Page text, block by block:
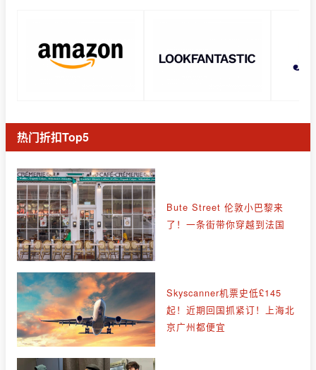
热门折扣Top5
Bute Street 伦敦小巴黎来
了！一条街带你穿越到法国
Skyscanner机票史低£145
起！近期回国抓紧订！上海北
京广州都便宜